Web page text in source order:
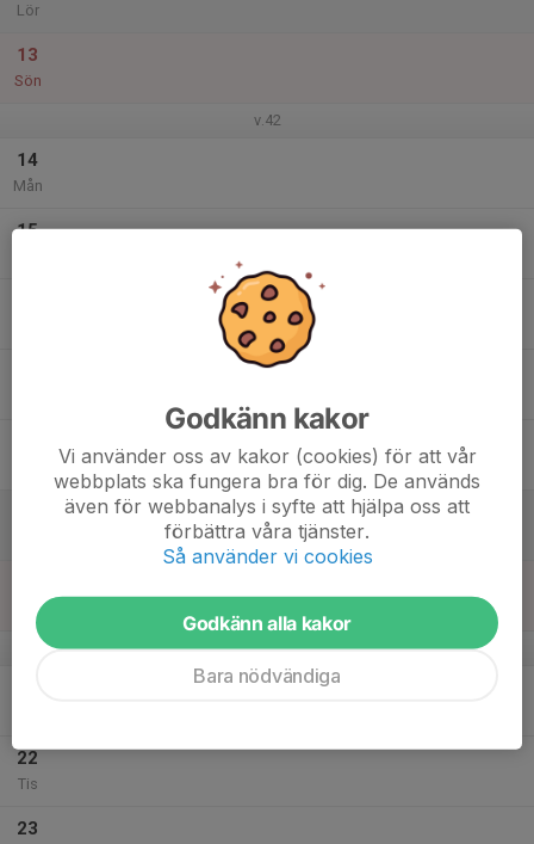
Lör
13
Sön
v.42
14
Mån
15
Sön
v.43
22
Tis
23
Godkänn kakor
Vi använder oss av kakor (cookies) för att vår
webbplats ska fungera bra för dig. De används
även för webbanalys i syfte att hjälpa oss att
förbättra våra tjänster.
Så använder vi cookies
Godkänn alla kakor
Bara nödvändiga